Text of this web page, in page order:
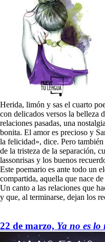
Herida, limón y sas el cuarto
con delicados versos la belleza
relaciones pasadas, una
bonita. El amor es precioso y
la felicidad», dice. Pero
de la tristeza de la separación,
lassonrisas y los buenos
Este poemario es ante todo un
compartida, aquella que nace
Un canto a las relaciones que
y que, al terminarse, dejan los
22 de marzo, Ya no es lo